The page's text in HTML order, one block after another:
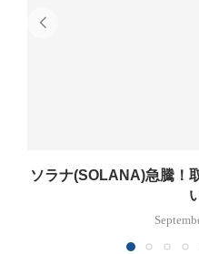
ソラナ(SOLANA)急騰！